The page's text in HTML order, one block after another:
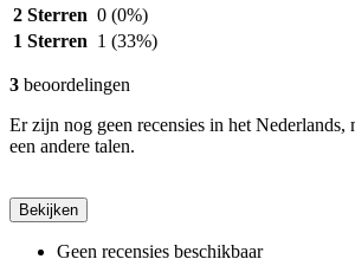
2 Sterren 0 (0%)
1 Sterren 1 (33%)
3 beoordelingen
Er zijn nog geen recensies in het Nederlands,
een andere talen.
Bekijken
Geen recensies beschikbaar